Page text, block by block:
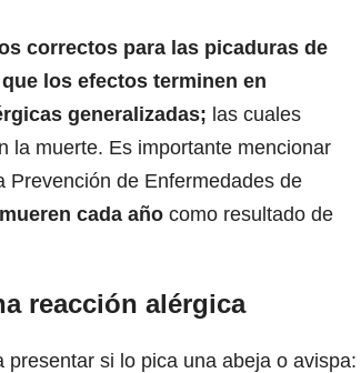
correctos para las picaduras de
los efectos terminen en
generalizadas; las cuales
la muerte. Es importante mencionar
Prevención de Enfermedades de
cada año como resultado de
reacción alérgica
si lo pica una abeja o avispa: